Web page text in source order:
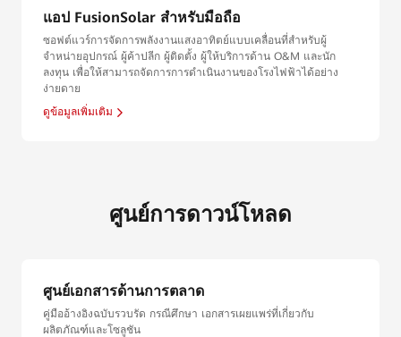
แอป FusionSolar สำหรับมือถือ
ซอฟต์แวร์การจัดการพลังงานแสงอาทิตย์แบบเคลื่อนที่สำหรับผู้
จำหน่ายอุปกรณ์ ผู้ค้าปลีก ผู้ติดตั้ง ผู้ให้บริการด้าน O&M และนัก
ลงทุน เพื่อให้สามารถจัดการการดำเนินงานของโรงไฟฟ้าได้อย่าง
ง่ายดาย
ดูข้อมูลเพิ่มเติม
ศูนย์การดาวน์โหลด
ศูนย์เอกสารด้านการตลาด
คู่มืออ้างอิงฉบับรวบรัด กรณีศึกษา เอกสารเผยแพร่ที่เกี่ยวกับ
ผลิตภัณฑ์และโซลูชัน